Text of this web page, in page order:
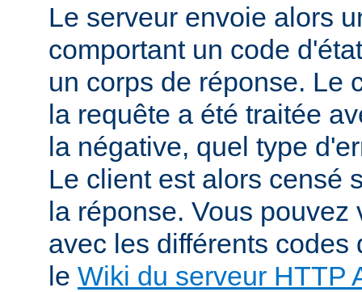
Le serveur envoie alors
comportant un code
un corps de réponse. Le
la requête a été traitée
la négative, quel type
Le client est alors censé
la réponse. Vous pouvez
avec les différents codes
le Wiki du serveur HTTP